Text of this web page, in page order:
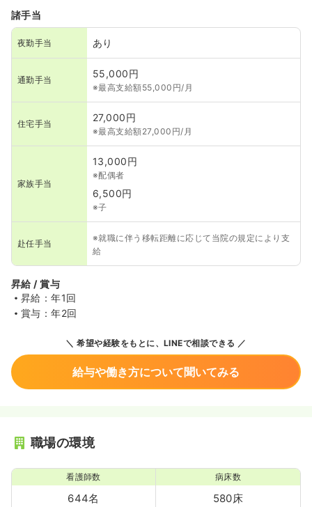
諸手当
夜勤手当 あり
通勤手当
55,000円
※最高支給額55,000円/月
住宅手当
27,000円
※最高支給額27,000円/月
家族手当
13,000円
※配偶者
6,500円
※子
赴任手当
※就職に伴う移転距離に応じて当院の規定により支
給
昇給 / 賞与
昇給：年1回
賞与：年2回
希望や経験をもとに、LINEで相談できる
給与や働き方について聞いてみる
職場の環境
看護師数
644名
病床数
580床